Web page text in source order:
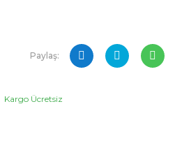
Paylaş:
Kargo Ücretsiz